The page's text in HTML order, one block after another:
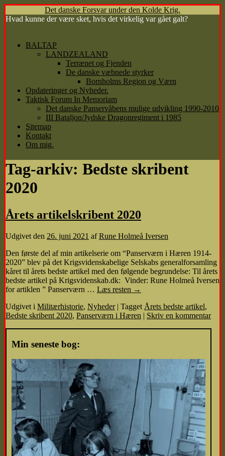
Det danske Forsvar under den Kolde Krig.
Hvad kunne der være sket, hvis det virkelig var gået galt?
Hop
BALTAP
LANDZEALAND
Terrænet og Fjenden
De danske væbnede styrker
Bornholms Region og Værn
Opdateringer og Nyheder.
Taktisk Forum In Memoriam
Det danske Panservåbens mulige udvikling 1990-2010
III Bataljon/Jydske Dragonregiment i 1985
Sitemap
Kontakt
Om mig.
Tag-arkiv: Bedste skribent
2020
Årets artikelskribent 2020
Udgivet den 26. juni 2021 af Rune Holmeå Iversen
Den første del af min artikelserie om “Panserværn i Hæren 1914-
2020” blev på det Krigsvidenskabelige Selskabs generalforsamling
kåret til årets bedste artikel med den følgende begrundelse: Til årets
bedste artikel på Krigsvidenskab.dk: Vinder: Rune Holmeå Iversen
for artiklen ” Panserværn … Læs resten →
Udgivet i Militærhistorie, Nyheder | Tagget Årets bedste artikel,
Bedste skribent 2020, Panserværn i Hæren | Skriv en kommentar
Min seneste bog: